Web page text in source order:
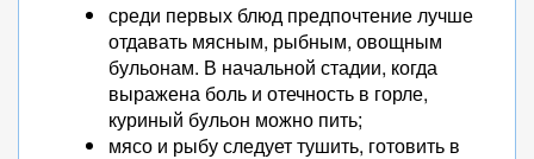
среди первых блюд предпочтение лучше
отдавать мясным, рыбным, овощным
бульонам. В начальной стадии, когда
выражена боль и отечность в горле,
куриный бульон можно пить;
мясо и рыбу следует тушить, готовить в